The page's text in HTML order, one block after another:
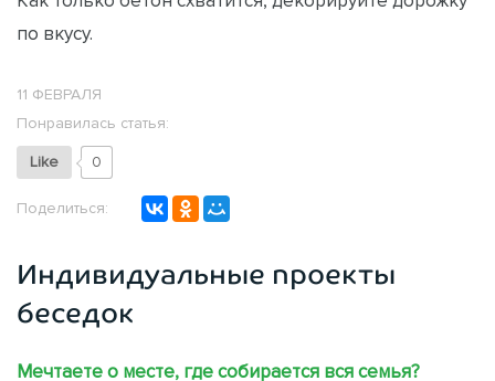
по вкусу.
11 ФЕВРАЛЯ
Понравилась статья:
Like 0
Поделиться:
Индивидуальные проекты
беседок
Мечтаете о месте, где собирается вся семья?